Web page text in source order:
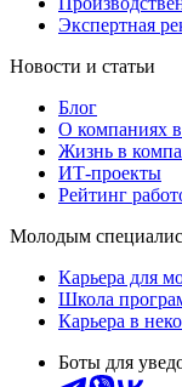
Экспертная
Новости и статьи
Блог
О компаниях
Жизнь в
ИТ-проекты
Рейтинг
Молодым
Карьера для
Школа
Карьера в
Боты для